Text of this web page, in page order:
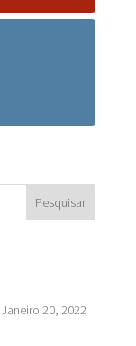
Janeiro 20, 2022